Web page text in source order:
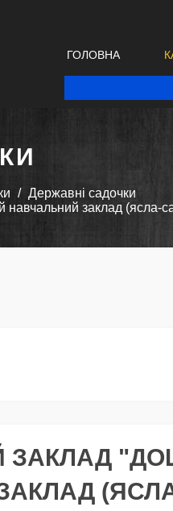
ГОЛОВНА
Державні садочки
заклад (ясла-